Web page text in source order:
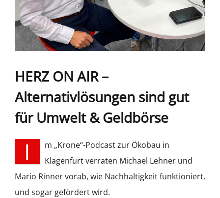
HERZ ON AIR –
Alternativlösungen sind gut
für Umwelt & Geldbörse
I
m „Krone“-Podcast zur Ökobau in
Klagenfurt verraten Michael Lehner und
Mario Rinner vorab, wie Nachhaltigkeit funktioniert,
und sogar gefördert wird.